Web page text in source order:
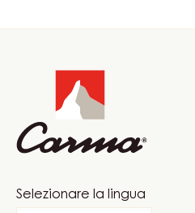
Website
Selezionare la lingua